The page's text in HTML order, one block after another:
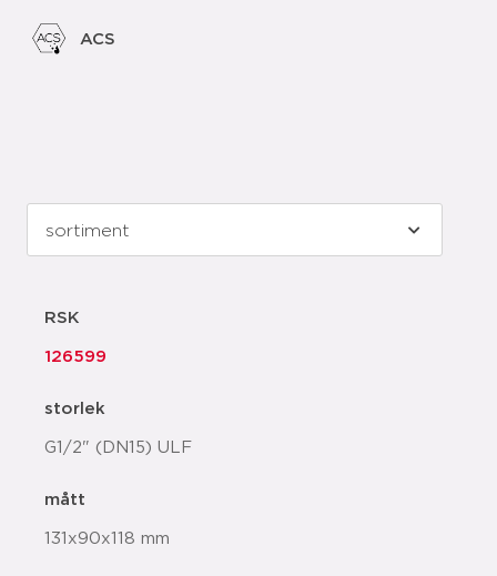
ACS
RSK
126599
storlek
G1/2" (DN15) ULF
mått
131x90x118 mm